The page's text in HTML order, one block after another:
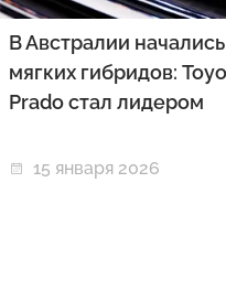
В Австралии
мягких гибридов:
Prado стал лидером
15 января 2026